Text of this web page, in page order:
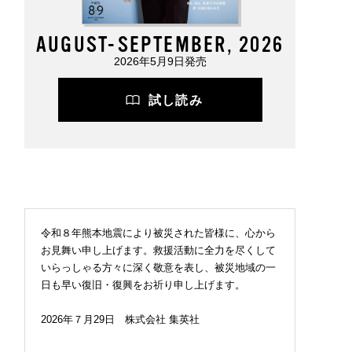
AUGUST-SEPTEMBER, 2026
2026年5月9日発売
試し読み
令和８年熊本地震により被災された皆様に、心から
お見舞い申し上げます。救援活動に全力を尽くして
いらっしゃる方々に深く敬意を表し、被災地域の一
日も早い復旧・復興をお祈り申し上げます。
2026年７月29日 株式会社 集英社